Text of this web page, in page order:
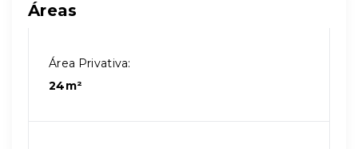
Áreas
Área Privativa:
24m²